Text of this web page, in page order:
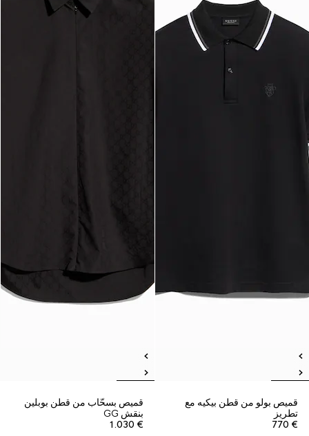
قميص بولو من قطن بيكيه مع
تطريز
€ 770
قميص بسحّاب من قطن بوبلين
بنقش GG
€ 1.030